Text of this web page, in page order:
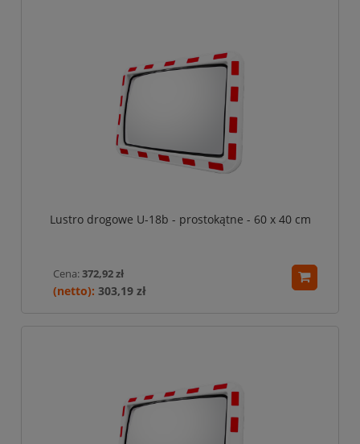
Lustro drogowe U-18b - prostokątne - 60 x 40 cm
Cena:372,92 zł
303,19 zł